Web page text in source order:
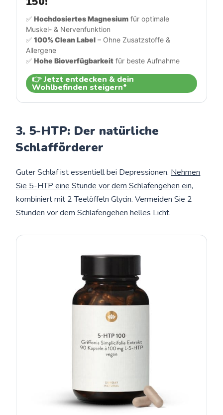
✅ Hochdosiertes Magnesium für optimale
Muskel- & Nervenfunktion
✅ 100% Clean Label – Ohne Zusatzstoffe &
Allergene
✅ Hohe Bioverfügbarkeit für beste Aufnahme
👉 Jetzt entdecken & dein
Wohlbefinden steigern*
3. 5-HTP: Der natürliche
Schlafförderer
Guter Schlaf ist essentiell bei Depressionen. Nehmen
Sie 5-HTP eine Stunde vor dem Schlafengehen ein,
kombiniert mit 2 Teelöffeln Glycin. Vermeiden Sie 2
Stunden vor dem Schlafengehen helles Licht.